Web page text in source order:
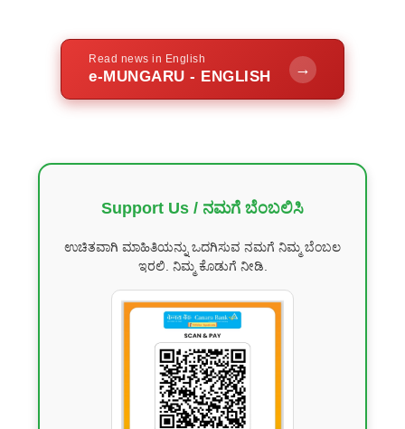
Read news in English
e-MUNGARU - ENGLISH →
Support Us / ನಮಗೆ ಬೆಂಬಲಿಸಿ
ಉಚಿತವಾಗಿ ಮಾಹಿತಿಯನ್ನು ಒದಗಿಸುವ ನಮಗೆ ನಿಮ್ಮ ಬೆಂಬಲ
ಇರಲಿ. ನಿಮ್ಮ ಕೊಡುಗೆ ನೀಡಿ.